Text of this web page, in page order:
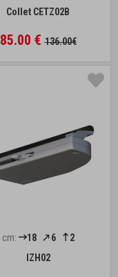
Collet CETZ02B
85.00 €136.00€
cm: 18 6
2
IZH02